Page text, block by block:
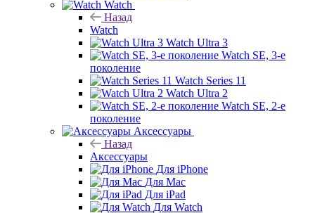
Watch
Назад
Watch
Watch Ultra 3
Watch SE, 3-е
поколение
Watch Series 11
Watch Ultra 2
Watch SE, 2-е
поколение
Аксессуары
Назад
Аксессуары
Для iPhone
Для Mac
Для iPad
Для Watch